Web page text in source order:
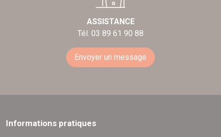
ASSISTANCE
Tél. 03 89 61 90 88
Envoyer un message
Informations pratiques